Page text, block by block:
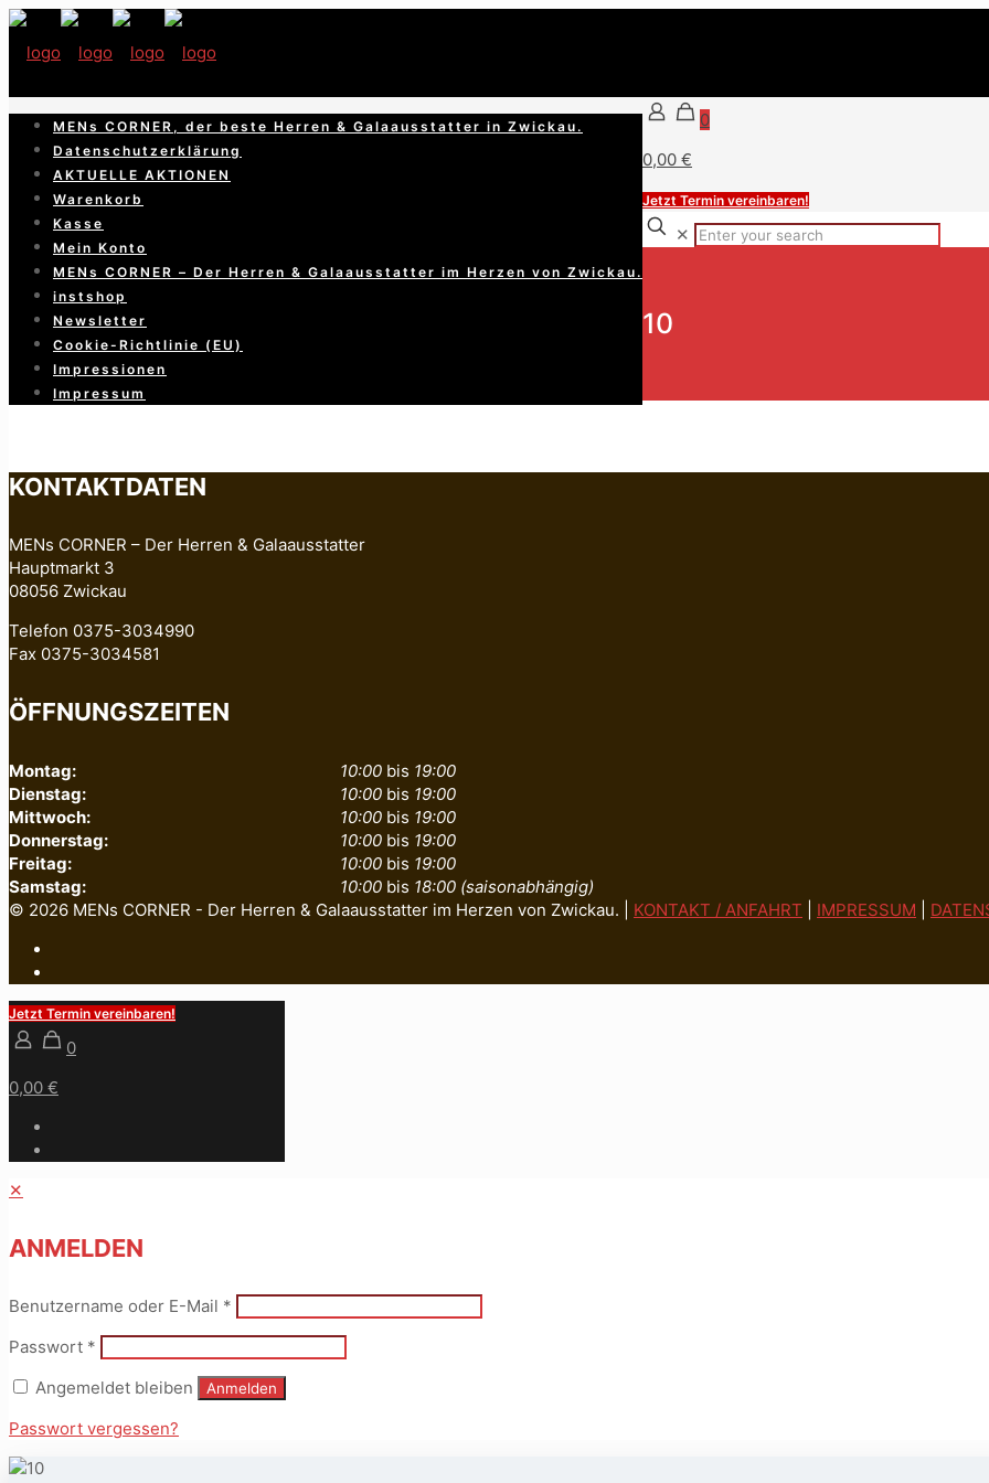
MENs CORNER, der beste Herren & Galaausstatter in Zwickau.
Datenschutzerklärung
AKTUELLE AKTIONEN
Warenkorb
Kasse
Mein Konto
MENs CORNER – Der Herren & Galaausstatter im Herzen von Zwickau.
instshop
Newsletter
Cookie-Richtlinie (EU)
Impressionen
Impressum
0
0,00 €
Jetzt Termin vereinbaren!
✕
10
KONTAKTDATEN
MENs CORNER – Der Herren & Galaausstatter
Hauptmarkt 3
08056 Zwickau
Telefon 0375-3034990
Fax 0375-3034581
ÖFFNUNGSZEITEN
Montag:
Dienstag:
Mittwoch:
Donnerstag:
Freitag:
Samstag:
10:00 bis 19:00
10:00 bis 19:00
10:00 bis 19:00
10:00 bis 19:00
10:00 bis 19:00
10:00 bis 18:00 (saisonabhängig)
© 2026 MENs CORNER - Der Herren & Galaausstatter im Herzen von Zwickau. | KONTAKT / ANFAHRT IMPRESSUM
Jetzt Termin vereinbaren!
0
0,00 €
✕
ANMELDEN
Benutzername oder E-Mail *
Passwort *
Angemeldet bleiben
Anmelden
Passwort vergessen?